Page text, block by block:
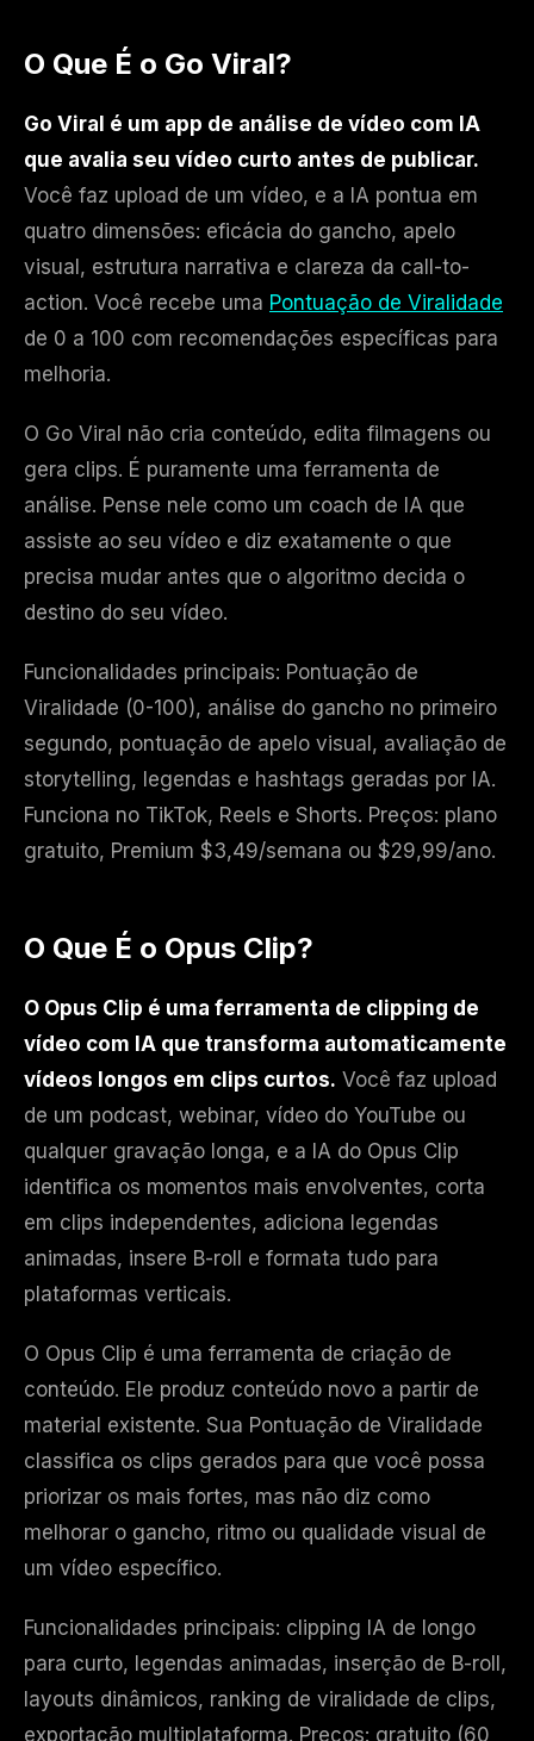
O Que É o Go Viral?
Go Viral é um app de análise de vídeo com IA
que avalia seu vídeo curto antes de publicar.
Você faz upload de um vídeo, e a IA pontua em
quatro dimensões: eficácia do gancho, apelo
visual, estrutura narrativa e clareza da call-to-
action. Você recebe uma Pontuação de Viralidade
de 0 a 100 com recomendações específicas para
melhoria.
O Go Viral não cria conteúdo, edita filmagens ou
gera clips. É puramente uma ferramenta de
análise. Pense nele como um coach de IA que
assiste ao seu vídeo e diz exatamente o que
precisa mudar antes que o algoritmo decida o
destino do seu vídeo.
Funcionalidades principais: Pontuação de
Viralidade (0-100), análise do gancho no primeiro
segundo, pontuação de apelo visual, avaliação de
storytelling, legendas e hashtags geradas por IA.
Funciona no TikTok, Reels e Shorts. Preços: plano
gratuito, Premium $3,49/semana ou $29,99/ano.
O Que É o Opus Clip?
O Opus Clip é uma ferramenta de clipping de
vídeo com IA que transforma automaticamente
vídeos longos em clips curtos. Você faz upload
de um podcast, webinar, vídeo do YouTube ou
qualquer gravação longa, e a IA do Opus Clip
identifica os momentos mais envolventes, corta
em clips independentes, adiciona legendas
animadas, insere B-roll e formata tudo para
plataformas verticais.
O Opus Clip é uma ferramenta de criação de
conteúdo. Ele produz conteúdo novo a partir de
material existente. Sua Pontuação de Viralidade
classifica os clips gerados para que você possa
priorizar os mais fortes, mas não diz como
melhorar o gancho, ritmo ou qualidade visual de
um vídeo específico.
Funcionalidades principais: clipping IA de longo
para curto, legendas animadas, inserção de B-roll,
layouts dinâmicos, ranking de viralidade de clips,
exportação multiplataforma. Preços: gratuito (60